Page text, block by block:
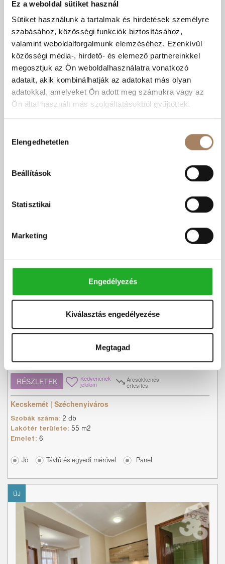
Ez a weboldal sütiket használ
Sütiket használunk a tartalmak és hirdetések személyre
szabásához, közösségi funkciók biztosításához,
valamint weboldalforgalmunk elemzéséhez. Ezenkívül
közösségi média-, hirdető- és elemező partnereinkkel
megosztjuk az Ön weboldalhasználatra vonatkozó
adatait, akik kombinálhatják az adatokat más olyan
adatokkal, amelyeket Ön adott meg számukra vagy az
Ön által használt más szolgáltatásokból gyűjtöttek.
kiválasztása
Elengedhetetlen
Beállítások
Statisztikai
Marketing
Engedélyezés
Kiválasztás engedélyezése
Megtagad
RÉSZLETEK Kedvencnek
Kecskemét | Széchenyiváros
Szobák száma:2 db
Lakótér területe:55 m2
Emelet:2
Nívós Távfűtés Panel
KIZÁRÓLAGOS
Kódszám:#3622039 | Eladó-Lakás
Banó Zsuzsanna
+36 30 341 6895
Eladó 2 szobás, azonnal költözhető lakás
Kecskeméten, a Pákozdi csata utcában, szigetelt, lifttel rendelkező,
kamerarendszerrel felszerelt társasház 6. emeletén ...
RÉSZLETEK Kedvencnek
jelölöm
Árcsökkenés
értesítés
Kecskemét | Széchenyiváros
Szobák száma: 2 db
Lakótér területe: 55 m2
Emelet: 6
Jó Távfűtés egyedi mérővel Panel
ÚJ